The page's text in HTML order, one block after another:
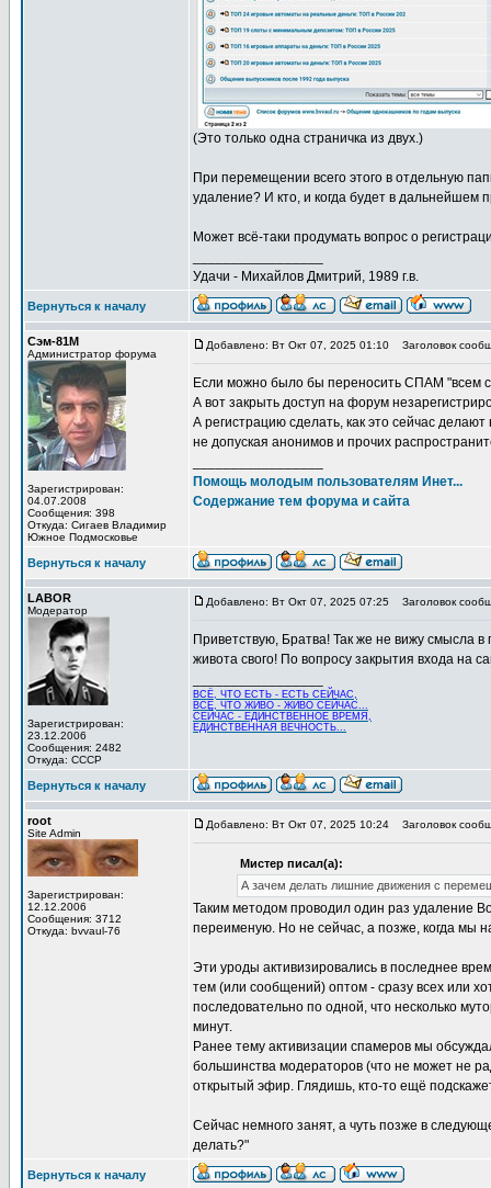
(Это только одна страничка из двух.)
При перемещении всего этого в отдельную
удаление? И кто, и когда будет в дальнейшем
Может всё-таки продумать вопрос о
Удачи - Михайлов Дмитрий, 1989 г.в.
Вернуться к началу
Сэм-81М
Администратор форума
Зарегистрирован:
04.07.2008
Сообщения: 398
Откуда: Сигаев Владимир
Южное Подмосковье
Добавлено: Вт Окт 07, 2025 01:10 Заголовок
Если можно было бы переносить СПАМ "всем
А вот закрыть доступ на форум
А регистрацию сделать, как это сейчас
не допуская анонимов и прочих
Помощь молодым пользователям Инет...
Содержание тем форума и сайта
Вернуться к началу
LABOR
Модератор
Зарегистрирован:
23.12.2006
Сообщения: 2482
Откуда: СССР
Добавлено: Вт Окт 07, 2025 07:25 Заголовок
Приветствую, Братва! Так же не вижу смысла
живота свого! По вопросу закрытия входа на
ВСЁ, ЧТО ЕСТЬ - ЕСТЬ СЕЙЧАС,
ВСЁ, ЧТО ЖИВО - ЖИВО СЕЙЧАС...
СЕЙЧАС - ЕДИНСТВЕННОЕ ВРЕМЯ,
ЕДИНСТВЕННАЯ ВЕЧНОСТЬ...
Вернуться к началу
root
Site Admin
Зарегистрирован:
12.12.2006
Сообщения: 3712
Откуда: bvvaul-76
Добавлено: Вт Окт 07, 2025 10:24 Заголовок
Мистер писал(а):
А зачем делать лишние движения с
Таким методом проводил один раз удаление
переименую. Но не сейчас, а позже, когда
Эти уроды активизировались в последнее
тем (или сообщений) оптом - сразу всех или
последовательно по одной, что несколько
минут.
Ранее тему активизации спамеров мы
большинства модераторов (что не может не
открытый эфир. Глядишь, кто-то ещё
Сейчас немного занят, а чуть позже в
делать?"
Вернуться к началу